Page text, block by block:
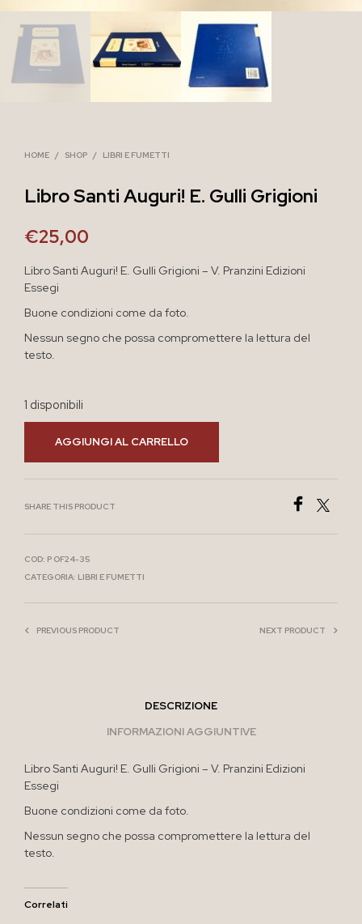
HOME / SHOP / LIBRI E FUMETTI
Libro Santi Auguri! E. Gulli Grigioni
€25,00
Libro Santi Auguri! E. Gulli Grigioni – V. Pranzini Edizioni
Essegi
Buone condizioni come da foto.
Nessun segno che possa compromettere la lettura del
testo.
1 disponibili
AGGIUNGI AL CARRELLO
SHARE THIS PRODUCT
COD: P OF24-35
CATEGORIA: LIBRI E FUMETTI
PREVIOUS PRODUCT NEXT PRODUCT
DESCRIZIONE
INFORMAZIONI AGGIUNTIVE
Libro Santi Auguri! E. Gulli Grigioni – V. Pranzini Edizioni
Essegi
Buone condizioni come da foto.
Nessun segno che possa compromettere la lettura del
testo.
Correlati